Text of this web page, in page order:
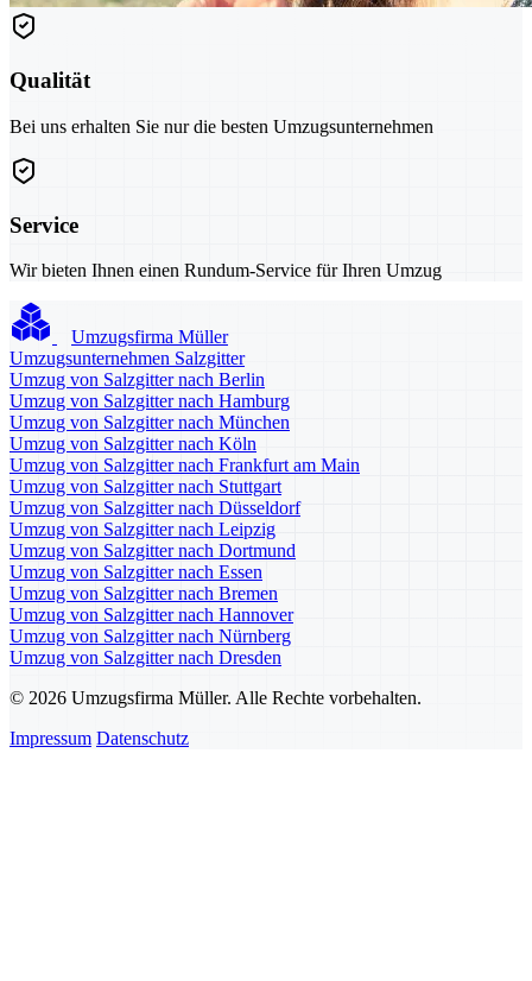
Qualität
Bei uns erhalten Sie nur die besten Umzugsunternehmen
Service
Wir bieten Ihnen einen Rundum-Service für Ihren Umzug
Umzugsfirma Müller
Umzugsunternehmen Salzgitter
Umzug von Salzgitter nach Berlin
Umzug von Salzgitter nach Hamburg
Umzug von Salzgitter nach München
Umzug von Salzgitter nach Köln
Umzug von Salzgitter nach Frankfurt am Main
Umzug von Salzgitter nach Stuttgart
Umzug von Salzgitter nach Düsseldorf
Umzug von Salzgitter nach Leipzig
Umzug von Salzgitter nach Dortmund
Umzug von Salzgitter nach Essen
Umzug von Salzgitter nach Bremen
Umzug von Salzgitter nach Hannover
Umzug von Salzgitter nach Nürnberg
Umzug von Salzgitter nach Dresden
© 2026 Umzugsfirma Müller. Alle Rechte vorbehalten.
Impressum Datenschutz